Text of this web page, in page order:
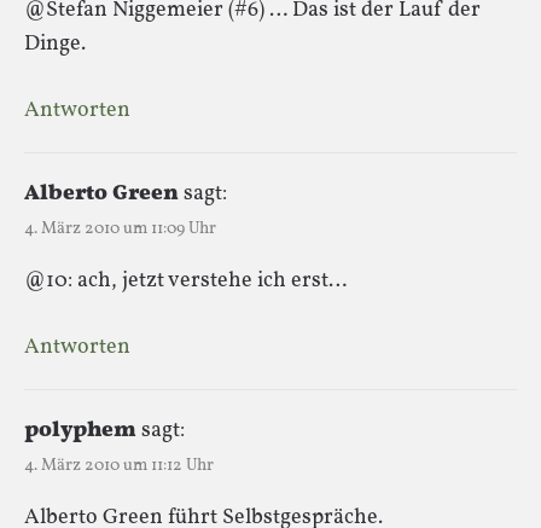
@Stefan Niggemeier (#6) … Das ist der Lauf der
Dinge.
Antworten
Alberto Greensagt:
4. März 2010 um 11:09 Uhr
@10: ach, jetzt verstehe ich erst…
Antworten
polyphemsagt:
4. März 2010 um 11:12 Uhr
Alberto Green führt Selbstgespräche.